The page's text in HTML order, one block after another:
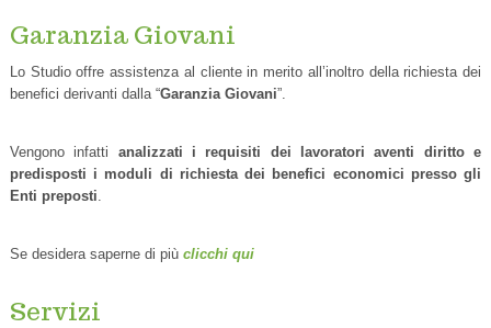
Garanzia Giovani
Lo Studio offre assistenza al cliente in merito all’inoltro della richiesta dei
benefici derivanti dalla “Garanzia Giovani”.
Vengono infatti analizzati i requisiti dei lavoratori aventi diritto e
predisposti i moduli di richiesta dei benefici economici presso gli
Enti preposti.
Se desidera saperne di più clicchi qui
Servizi